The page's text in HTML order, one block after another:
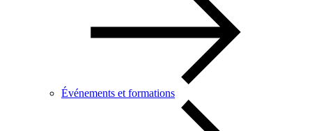
Événements et formations